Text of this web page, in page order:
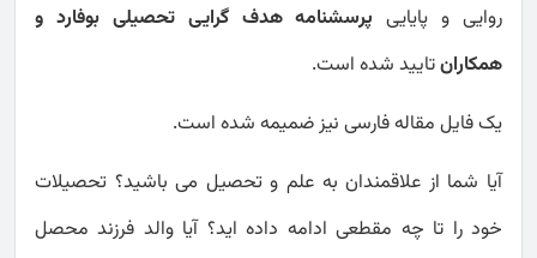
روایی و پایاییپرسشنامه هدف گرایی تحصیلی بوفارد و
همکارانتایید شده است.
یک فایل مقاله فارسی نیز ضمیمه شده است.
آیا شما از علاقمندان به علم و تحصیل می باشید؟ تحصیلات
خود را تا چه مقطعی ادامه داده اید؟ آیا والد فرزند محصل